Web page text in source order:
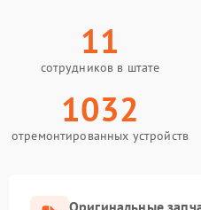
11
сотрудников в штате
1032
отремонтированных устройств
Оригинальные